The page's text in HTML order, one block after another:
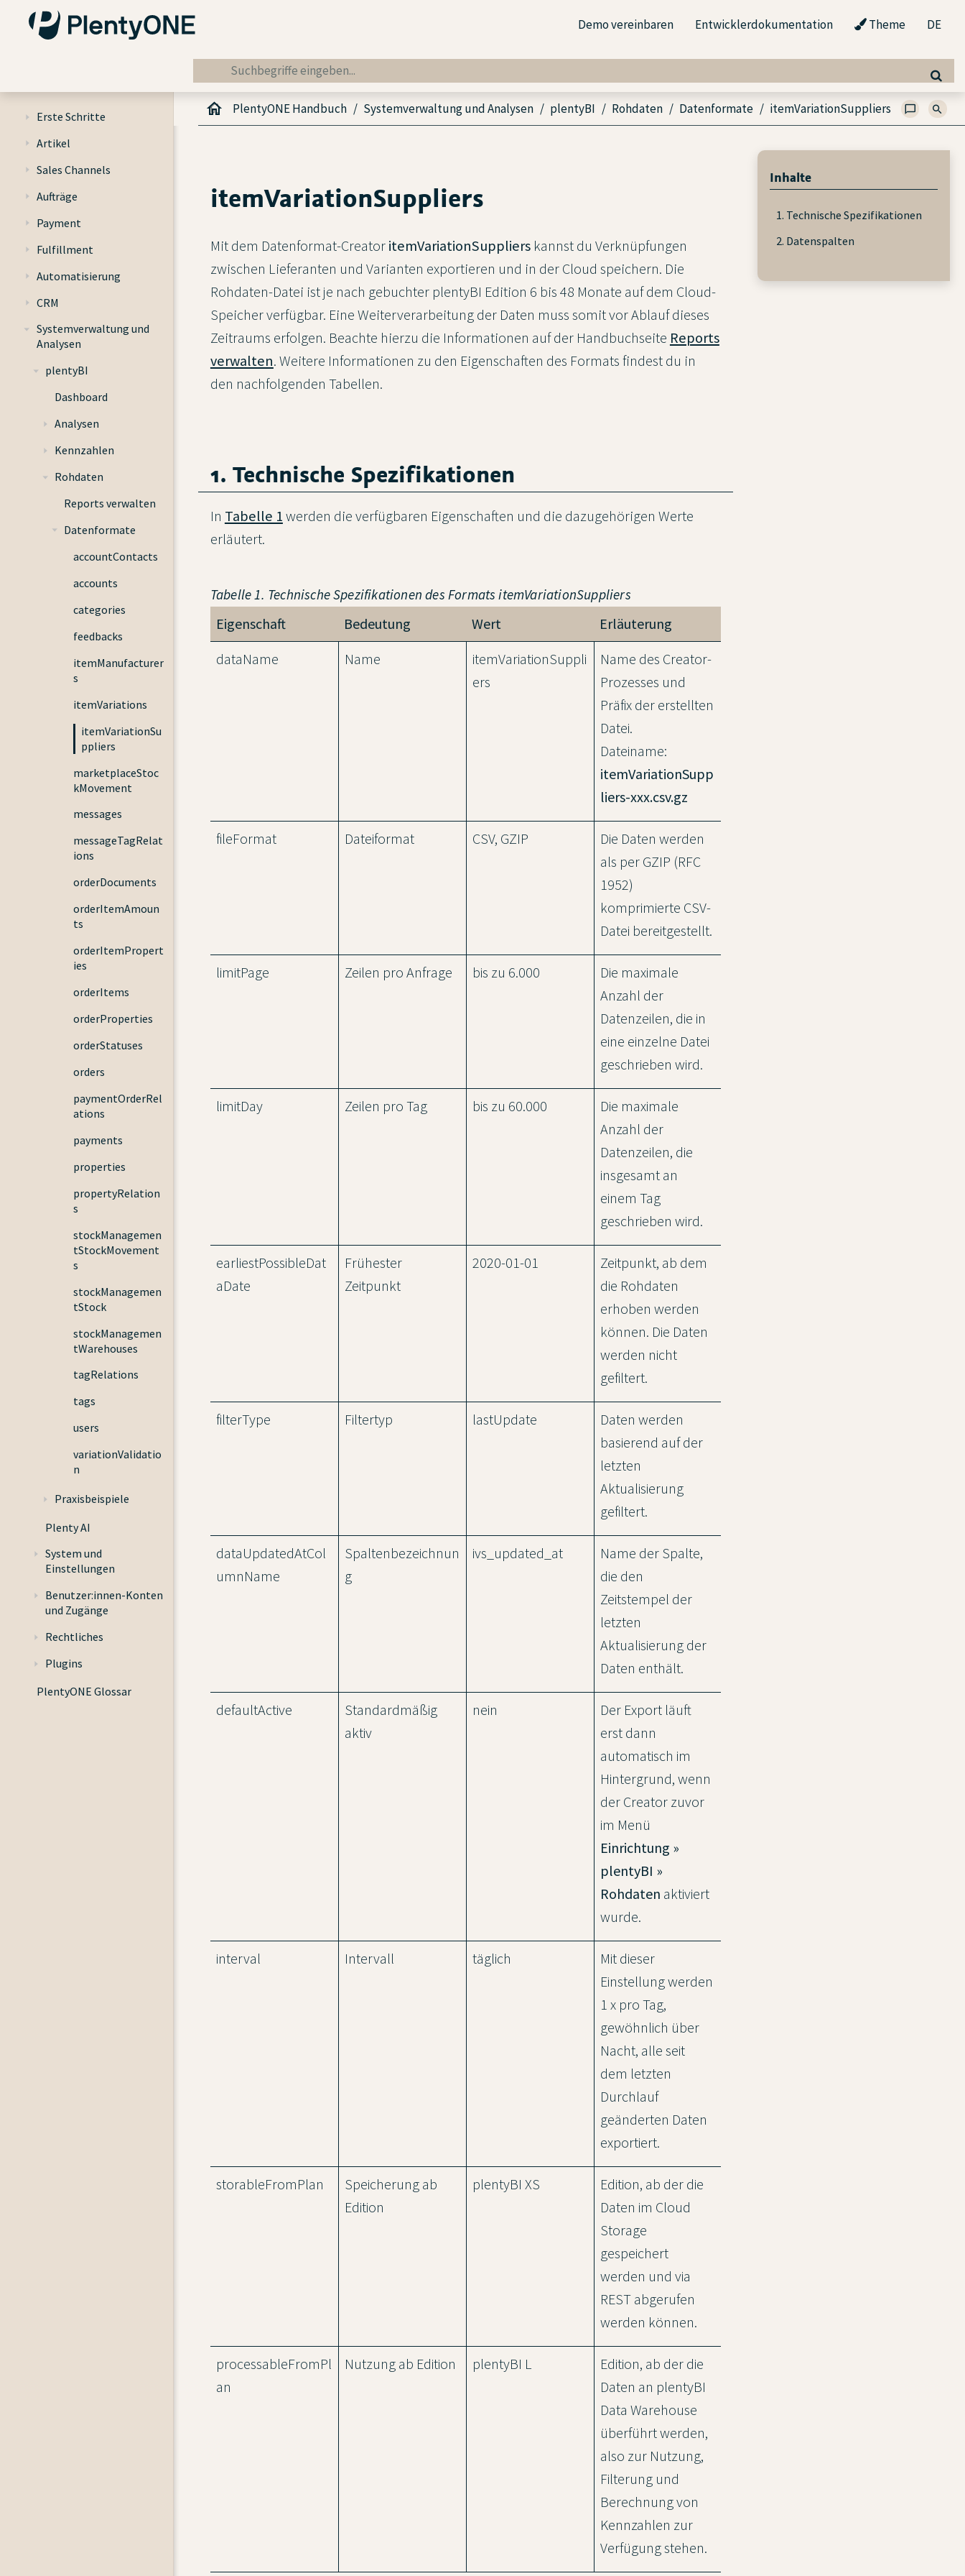
Demo vereinbaren Entwicklerdokumentation Theme DE
Erste Schritte
Artikel
Sales Channels
Aufträge
Payment
Fulfillment
Automatisierung
CRM
Systemverwaltung und
Analysen
plentyBI
Dashboard
Analysen
Kennzahlen
Rohdaten
Reports verwalten
Datenformate
accountContacts
accounts
categories
feedbacks
itemManufacturer
s
itemVariations
itemVariationSu
ppliers
marketplaceStoc
kMovement
messages
messageTagRelat
ions
orderDocuments
orderItemAmoun
ts
orderItemPropert
ies
orderItems
orderProperties
orderStatuses
orders
paymentOrderRel
ations
payments
properties
propertyRelation
s
stockManagemen
tStockMovement
s
stockManagemen
tStock
stockManagemen
tWarehouses
tagRelations
tags
users
variationValidatio
n
Praxisbeispiele
Plenty AI
System und
Einstellungen
Benutzer:innen-Konten
und Zugänge
Rechtliches
Plugins
PlentyONE Glossar
PlentyONE Handbuch Systemverwaltung und Analysen plentyBI Rohdaten Datenformate itemVariationSuppliers
itemVariationSuppliers
Mit dem Datenformat-CreatoritemVariationSupplierskannst du Verknüpfungen
zwischen Lieferanten und Varianten exportieren und in der Cloud speichern. Die
Rohdaten-Datei ist je nach gebuchter plentyBI Edition 6 bis 48 Monate auf dem Cloud-
Speicher verfügbar. Eine Weiterverarbeitung der Daten muss somit vor Ablauf dieses
Zeitraums erfolgen. Beachte hierzu die Informationen auf der Handbuchseite Reports
verwalten. Weitere Informationen zu den Eigenschaften des Formats findest du in
den nachfolgenden Tabellen.
1. Technische Spezifikationen
In Tabelle 1werden die verfügbaren Eigenschaften und die dazugehörigen Werte
erläutert.
Tabelle 1. Technische Spezifikationen des FormatsitemVariationSuppliers
Eigenschaft Bedeutung Wert
Erläuterung
dataName
Name
itemVariationSuppli
ers
Name des Creator-
Prozesses und
Präfix der erstellten
Datei.
Dateiname:
itemVariationSupp
liers-xxx.csv.gz
fileFormat Dateiformat CSV, GZIP
Die Daten werden
als per GZIP (RFC
1952)
komprimierte CSV-
Datei bereitgestellt.
limitPage Zeilen pro Anfrage bis zu 6.000
Die maximale
Anzahl der
Datenzeilen, die in
eine einzelne Datei
geschrieben wird.
limitDay Zeilen pro Tag bis zu 60.000
Die maximale
Anzahl der
Datenzeilen, die
insgesamt an
einem Tag
geschrieben wird.
earliestPossibleDat
aDate
Frühester
Zeitpunkt
2020-01-01
Zeitpunkt, ab dem
die Rohdaten
erhoben werden
können. Die Daten
werden nicht
gefiltert.
filterType Filtertyp lastUpdate
Daten werden
basierend auf der
letzten
Aktualisierung
gefiltert.
dataUpdatedAtCol
umnName
Spaltenbezeichnun
g
ivs_updated_at
Name der Spalte,
die den
Zeitstempel der
letzten
Aktualisierung der
Daten enthält.
defaultActive
Standardmäßig
aktiv
nein
Der Export läuft
erst dann
automatisch im
Hintergrund, wenn
der Creator zuvor
im Menü
Einrichtung »
plentyBI »
Rohdaten aktiviert
wurde.
interval Intervall täglich
Mit dieser
Einstellung werden
1 x pro Tag,
gewöhnlich über
Nacht, alle seit
dem letzten
Durchlauf
geänderten Daten
exportiert.
storableFromPlan
Speicherung ab
Edition
plentyBI XS
Edition, ab der die
Daten im Cloud
Storage
gespeichert
werden und via
REST abgerufen
werden können.
processableFromPl
an
Nutzung ab Edition plentyBI L
Edition, ab der die
Daten an plentyBI
Data Warehouse
überführt werden,
also zur Nutzung,
Filterung und
Berechnung von
Kennzahlen zur
Verfügung stehen.
Inhalte
1. Technische Spezifikationen
2. Datenspalten